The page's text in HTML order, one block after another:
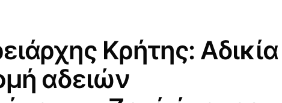
Κρήτης: Αδικία
αδειών